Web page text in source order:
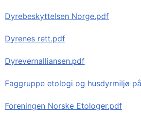
Dyrebeskyttelsen Norge.pdf
Dyrenes rett.pdf
Dyrevernalliansen.pdf
Faggruppe etologi og husdyrmiljø
Foreningen Norske Etologer.pdf